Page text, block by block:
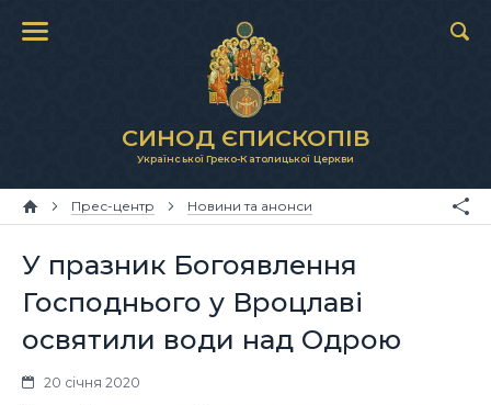
СИНОД ЄПИСКОПІВ
Української Греко-Католицької Церкви
Прес-центр Новини та анонси
У празник Богоявлення
Господнього у Вроцлаві
освятили води над Одрою
20 січня 2020